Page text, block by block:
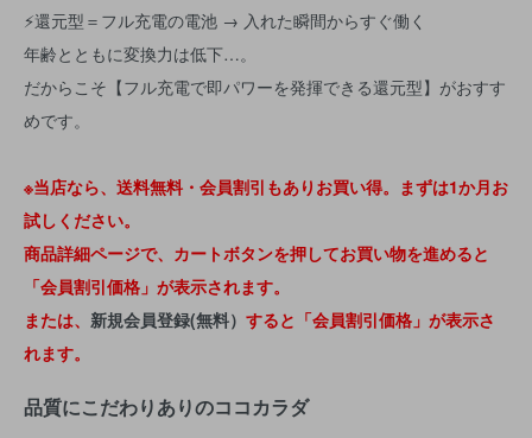
⚡還元型＝フル充電の電池 → 入れた瞬間からすぐ働く
年齢とともに変換力は低下…。
だからこそ【フル充電で即パワーを発揮できる還元型】がおすす
めです。
※当店なら、送料無料・会員割引もありお買い得。まずは1か月お
試しください。
商品詳細ページで、カートボタンを押してお買い物を進めると
「会員割引価格」が表示されます。
または、 新規会員登録(無料） すると「会員割引価格」が表示さ
れます。
品質にこだわりありのココカラダ